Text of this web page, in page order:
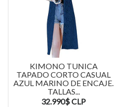
KIMONO TUNICA
TAPADO CORTO CASUAL
AZUL MARINO DE ENCAJE.
TALLAS...
32.990$ CLP